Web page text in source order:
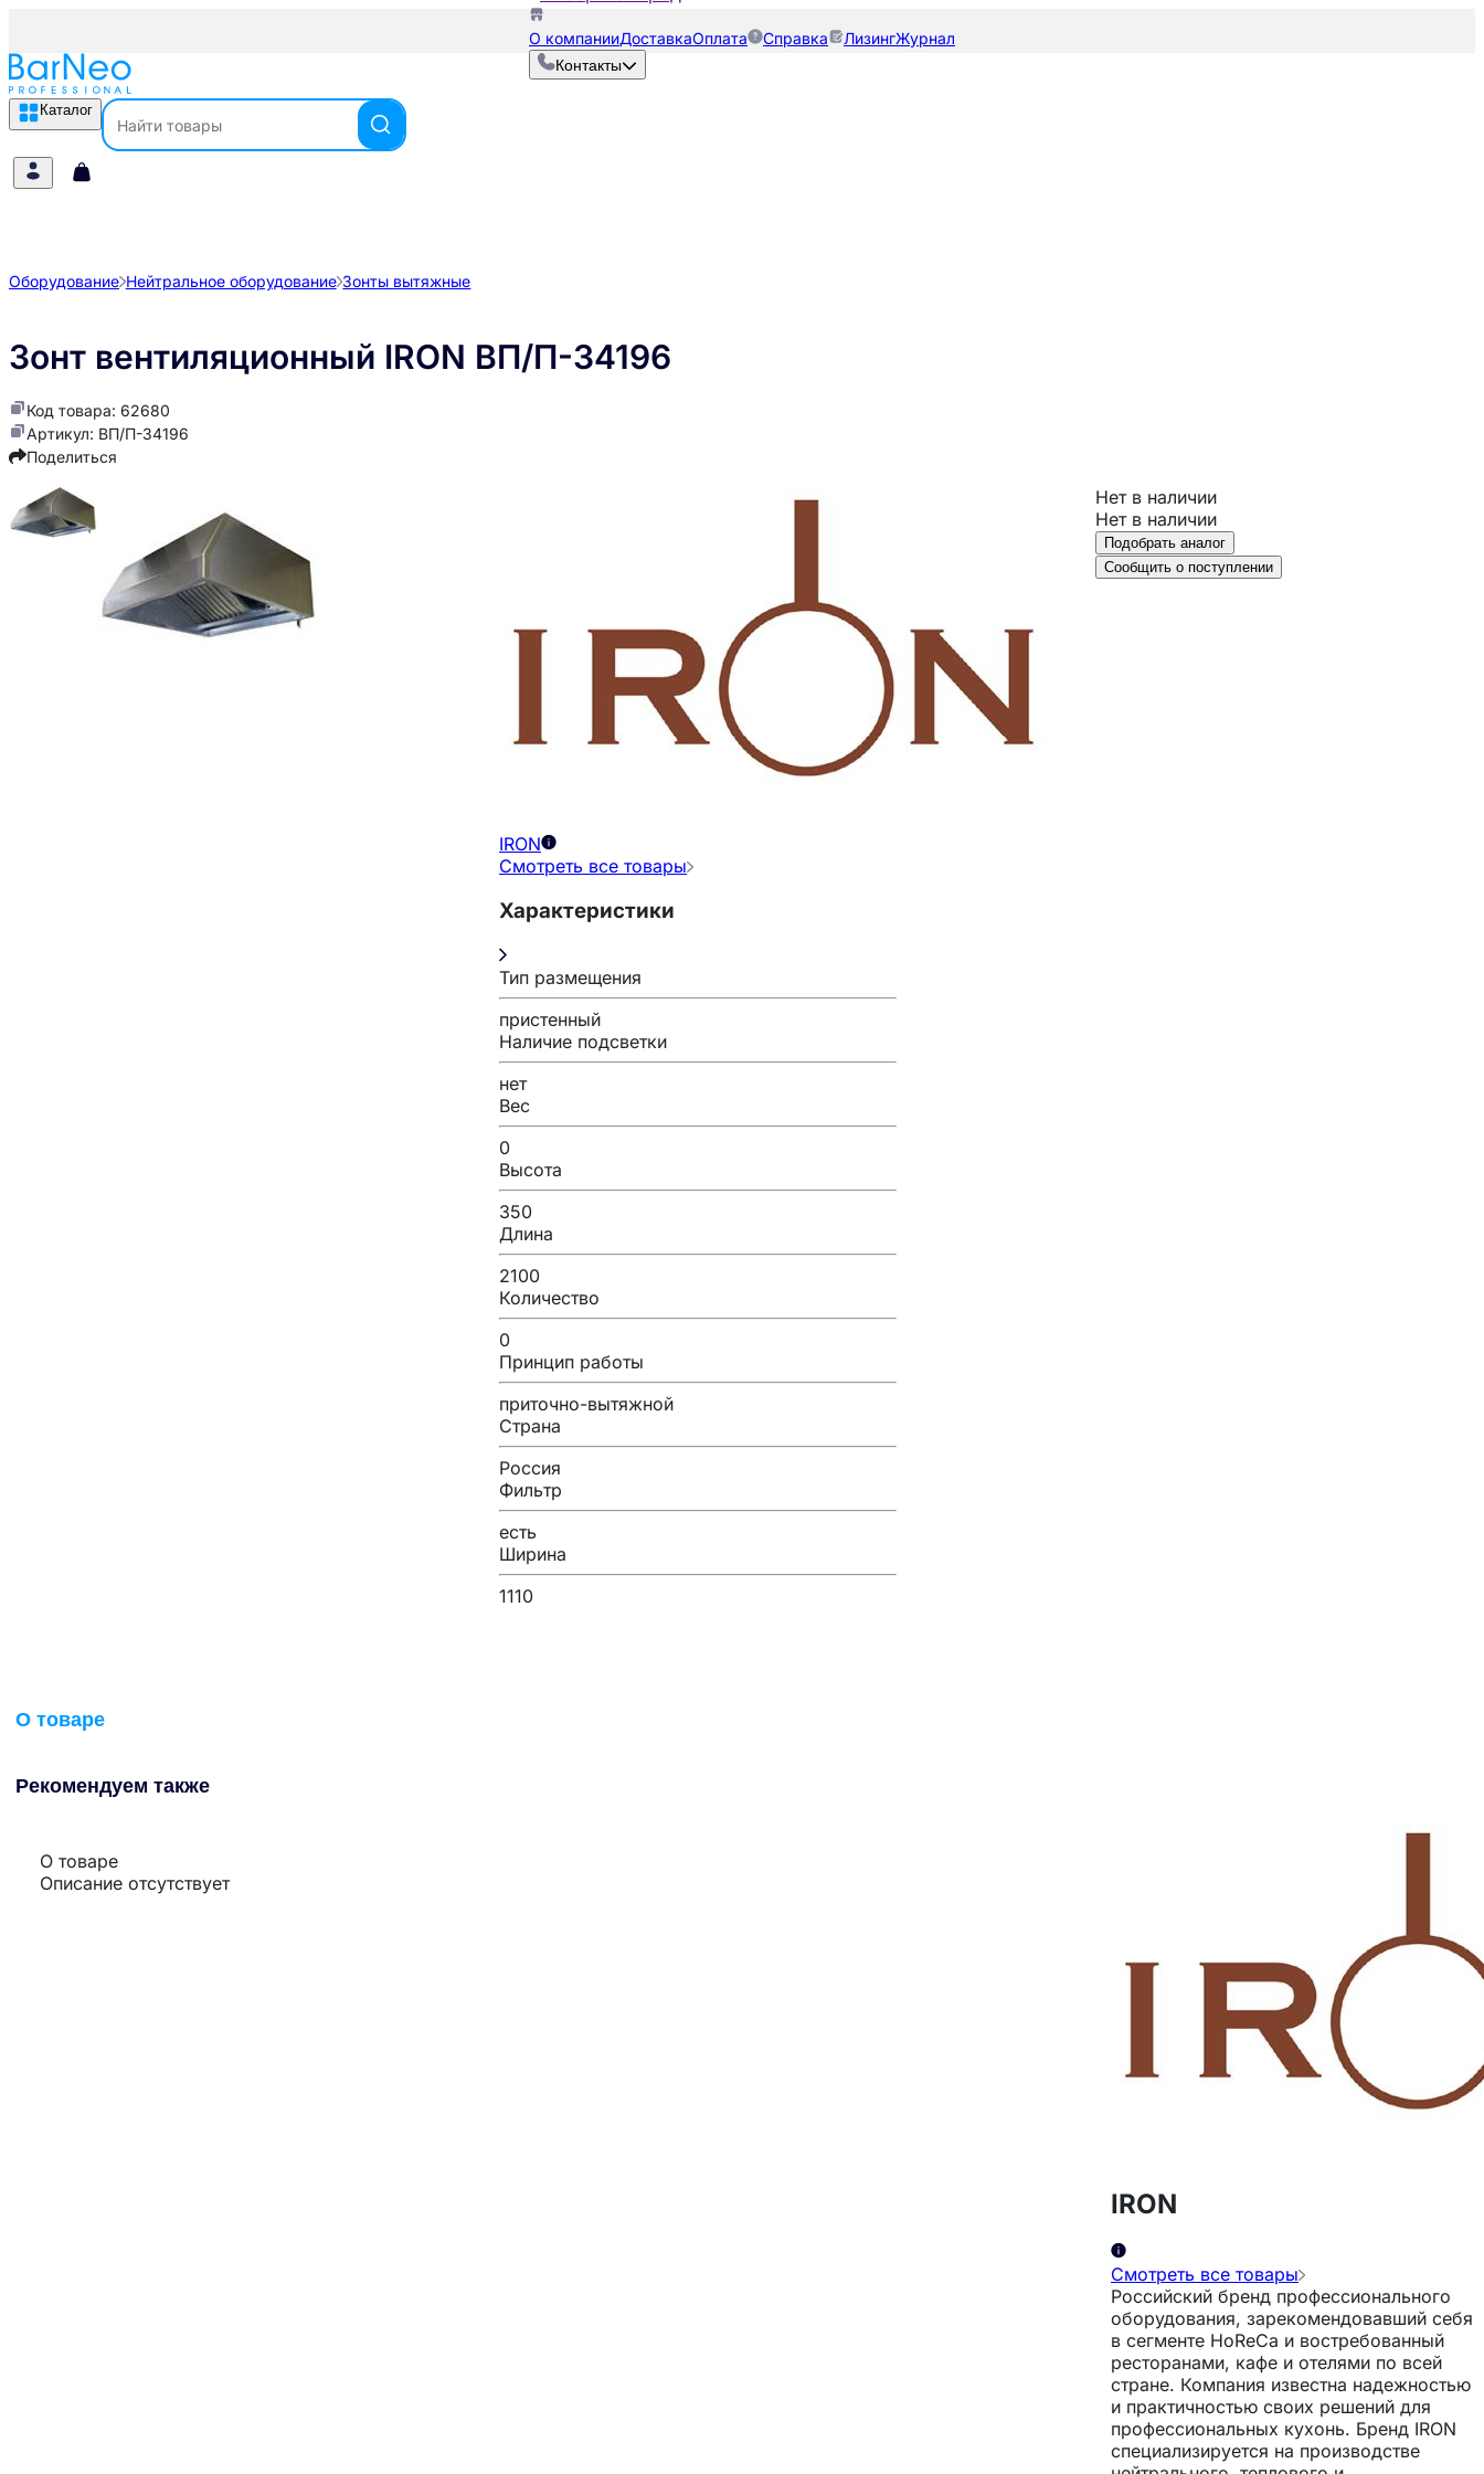
О компанииДоставкаОплата Справка ЛизингЖурнал
Контакты
Каталог
Оборудование Нейтральное оборудование Зонты вытяжные
Зонт вентиляционный IRON ВП/П-34196
Код товара: 62680
Артикул: ВП/П-34196
Поделиться
IRON
Смотреть все товары
Характеристики
Тип размещения
пристенный
Наличие подсветки
нет
Вес
0
Высота
350
Длина
2100
Количество
0
Принцип работы
приточно-вытяжной
Страна
Россия
Фильтр
есть
Ширина
1110
Нет в наличии
Нет в наличии
Подобрать аналог
Сообщить о поступлении
О товаре
Рекомендуем также
О товаре
Описание отсутствует
IRON
Смотреть все товары
Российский бренд профессионального
оборудования, зарекомендовавший себя
в сегменте HoReCa и востребованный
ресторанами, кафе и отелями по всей
стране. Компания известна надежностью
и практичностью своих решений для
профессиональных кухонь. Бренд IRON
специализируется на производстве